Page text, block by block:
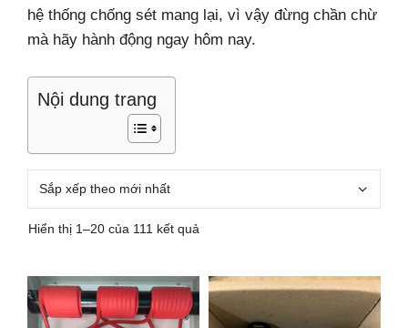
hệ thống chống sét mang lại, vì vậy đừng chần chừ
mà hãy hành động ngay hôm nay.
Nội dung trang
Hiển thị 1–20 của 111 kết quả
theo
mới